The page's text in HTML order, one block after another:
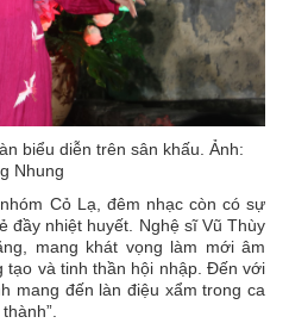
biểu diễn trên sân khấu. Ảnh:
Nhung
Cỏ Lạ, đêm nhạc còn có sự
đầy nhiệt huyết. Nghệ sĩ Vũ Thùy
mang khát vọng làm mới âm
tạo và tinh thần hội nhập. Đến với
mang đến làn điệu xẩm trong ca